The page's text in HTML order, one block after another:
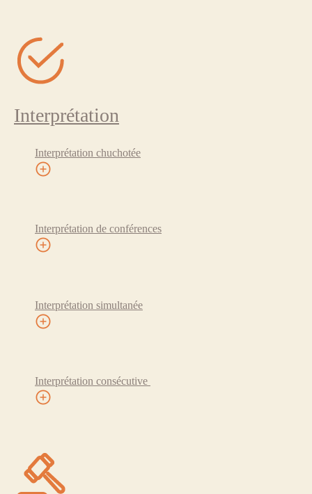
Interprétation
Interprétation chuchotée
Interprétation de conférences
Interprétation simultanée
Interprétation consécutive